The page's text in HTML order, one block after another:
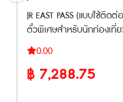
แล้ว จะได้รับอีเมลที่มี QR
บัตรจริงที่ตู้จำหน่ายตั๋วสีเ
in OKAYAMA Pass 1
จากจองแล้ว จะได้รับอีเมล
แสดงที่สถานที่ท่องเที่ยวที่ต้
Tsugaru, Inaho (สามารถใ
• Tobu Railway ได้แก่
และ SPACIA Kinugawa *ใช้
เริ่มต้นหรือสิ้นสุดที่สถานี JR
สามารถใช้กับสถานี Asakusa 🚄 รถ
ท้องถิ่นและสายรถไฟอื่น ๆ
⟺ Kyoto/Maibara) • มี
เติม กรณีใช้บริการขบวนร
ขึ้นรถไฟ (Jousha Seiriken)
อัตโนมัติได้ด้วย
JR EAST PASS (แบบใช้ติด
ตั๋วพิเศษสำหรับนักท่องเที่
เท่านั้น !!! สามารถโดยสารร
Shinkansen และ limited
ภูมิภาคคันโต และภูมิภาคโท
0.00
฿ 7,288.75